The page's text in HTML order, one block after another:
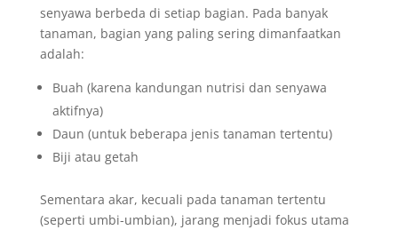
senyawa berbeda di setiap bagian. Pada banyak
tanaman, bagian yang paling sering dimanfaatkan
adalah:
Buah (karena kandungan nutrisi dan senyawa
aktifnya)
Daun (untuk beberapa jenis tanaman tertentu)
Biji atau getah
Sementara akar, kecuali pada tanaman tertentu
(seperti umbi-umbian), jarang menjadi fokus utama